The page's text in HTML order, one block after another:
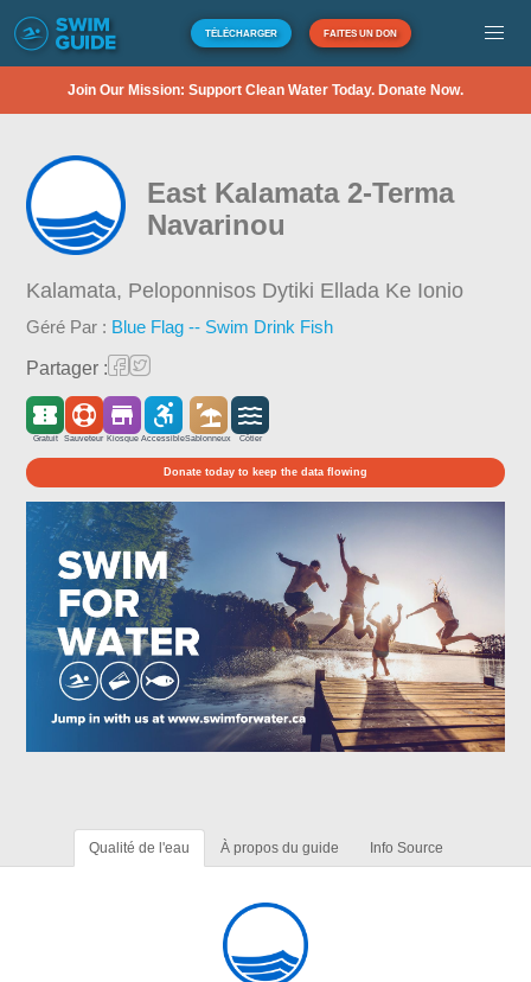
TÉLÉCHARGER FAITES UN DON
Join Our Mission: Support Clean Water Today. Donate Now.
East Kalamata 2-Terma
Navarinou
Kalamata, Peloponnisos Dytiki Ellada Ke Ionio
Géré Par : Blue Flag -- Swim Drink Fish
Partager :
Gratuit Sauveteur Kiosque AccessibleSablonneux Côtier
Donate today to keep the data flowing
Qualité de l'eau À propos du guide Info Source